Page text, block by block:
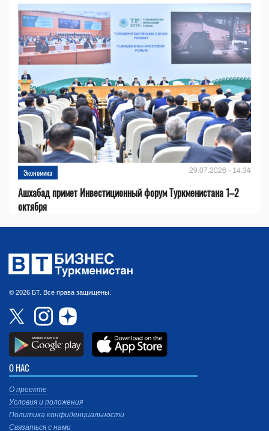
Экономика 29.07.2026 - 14:34
Ашхабад примет Инвестиционный форум Туркменистана 1–2
октября
© 2026 БТ. Все права защищены.
О НАС
О проекте
Условия и положения
Политика конфиденциальности
Связаться с нами